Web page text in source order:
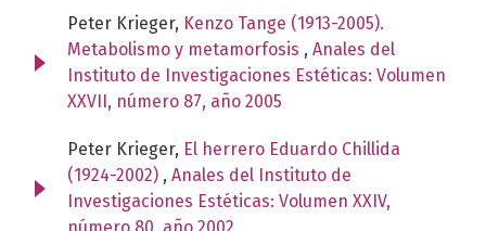
Peter Krieger, Kenzo Tange (1913-2005).
Metabolismo y metamorfosis , Anales del
Instituto de Investigaciones Estéticas: Volumen
XXVII, número 87, año 2005
Peter Krieger, El herrero Eduardo Chillida
(1924-2002) , Anales del Instituto de
Investigaciones Estéticas: Volumen XXIV,
número 80, año 2002